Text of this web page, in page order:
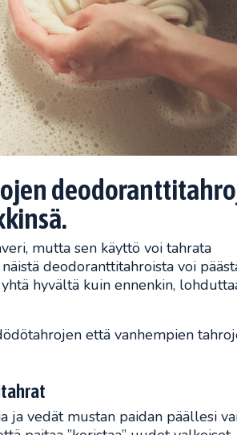
mutta sen käyttö voi tahrata
deodoranttitahroista voi
hyvältä kuin ennenkin,
että vanhempien
ja vedät mustan paidan päällesi